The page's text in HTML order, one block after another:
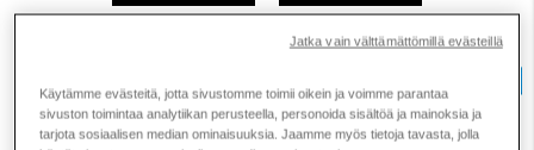
Käytämme evästeitä, jotta sivustomme toimii oikein ja voimme parantaa
sivuston toimintaa analytiikan perusteella, personoida sisältöä ja mainoksia ja
tarjota sosiaalisen median ominaisuuksia. Jaamme myös tietoja tavasta, jolla
Jatka vain välttämättömillä evästeillä